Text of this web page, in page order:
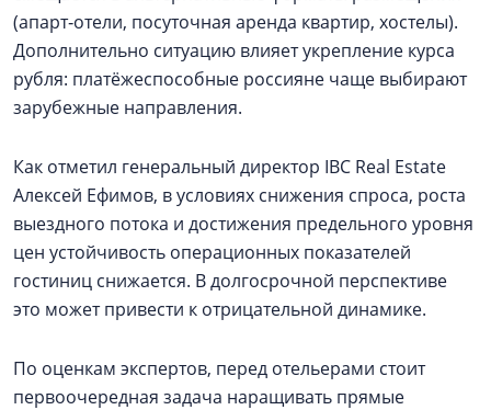
(апарт‑отели, посуточная аренда квартир, хостелы).
Дополнительно ситуацию влияет укрепление курса
рубля: платёжеспособные россияне чаще выбирают
зарубежные направления.
Как отметил генеральный директор IBC Real Estate
Алексей Ефимов, в условиях снижения спроса, роста
выездного потока и достижения предельного уровня
цен устойчивость операционных показателей
гостиниц снижается. В долгосрочной перспективе
это может привести к отрицательной динамике.
По оценкам экспертов, перед отельерами стоит
первоочередная задача наращивать прямые